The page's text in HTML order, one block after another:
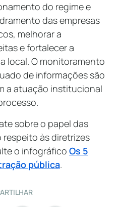
do regime e
das empresas
melhorar a
e fortalecer a
local. O monitoramento
de informações são
a atuação institucional
sobre o papel das
às diretrizes
o infográfico Os 5
pública.